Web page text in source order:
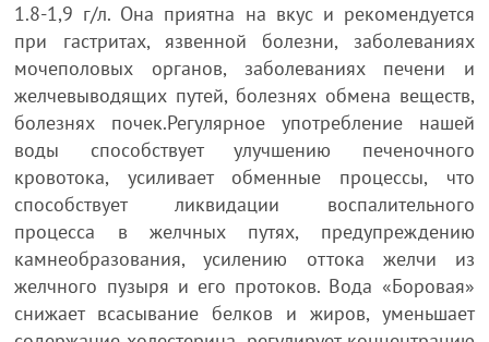
1.8-1,9 г/л. Она приятна на вкус и рекомендуется
при гастритах, язвенной болезни, заболеваниях
мочеполовых органов, заболеваниях печени и
желчевыводящих путей, болезнях обмена веществ,
болезнях почек.Регулярное употребление нашей
воды способствует улучшению печеночного
кровотока, усиливает обменные процессы, что
способствует ликвидации воспалительного
процесса в желчных путях, предупреждению
камнеобразования, усилению оттока желчи из
желчного пузыря и его протоков. Вода «Боровая»
снижает всасывание белков и жиров, уменьшает